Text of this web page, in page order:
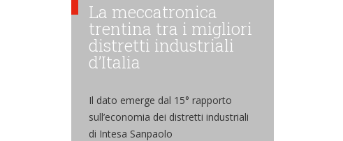
La meccatronica
trentina tra i migliori
distretti industriali
d’Italia
Il dato emerge dal 15° rapporto
sull’economia dei distretti industriali
di Intesa Sanpaolo